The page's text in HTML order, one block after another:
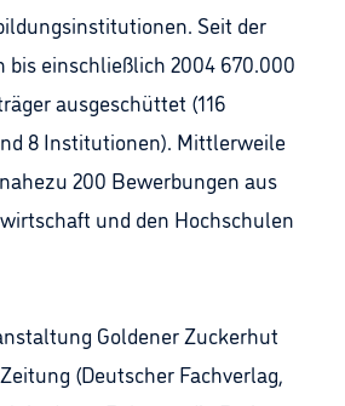
Seit der
bis einschließlich 2004 670.000
ausgeschüttet (116
8 Institutionen). Mittlerweile
200 Bewerbungen aus
und den Hochschulen
Goldener Zuckerhut
(Deutscher Fachverlag,